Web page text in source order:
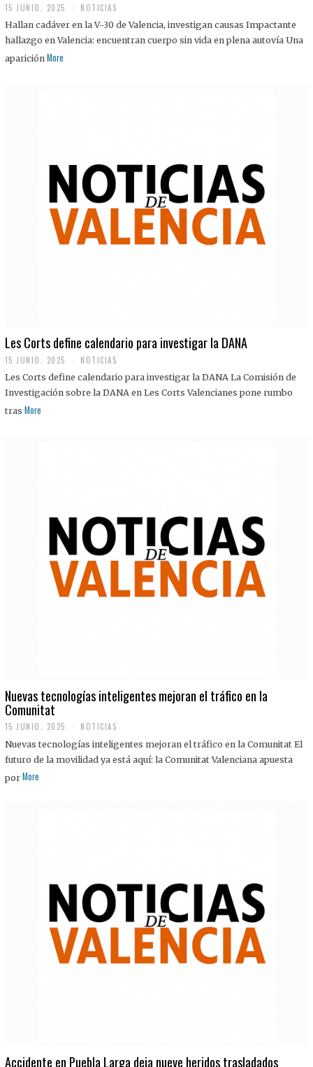
15 JUNIO, 2025 NOTICIAS
Hallan cadáver en la V-30 de Valencia, investigan causas Impactante
hallazgo en Valencia: encuentran cuerpo sin vida en plena autovía Una
aparición More
Les Corts define calendario para investigar la DANA
15 JUNIO, 2025 NOTICIAS
Les Corts define calendario para investigar la DANA La Comisión de
Investigación sobre la DANA en Les Corts Valencianes pone rumbo
tras More
Nuevas tecnologías inteligentes mejoran el tráfico en la
Comunitat
15 JUNIO, 2025 NOTICIAS
Nuevas tecnologías inteligentes mejoran el tráfico en la Comunitat El
futuro de la movilidad ya está aquí: la Comunitat Valenciana apuesta
por More
Accidente en Puebla Larga deja nueve heridos trasladados